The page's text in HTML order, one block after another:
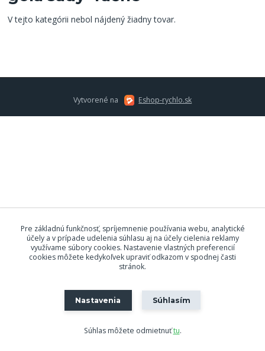
V tejto kategórii nebol nájdený žiadny tovar.
Vytvorené na Eshop-rychlo.sk
Pre základnú funkčnosť, spríjemnenie používania webu, analytické
účely a v prípade udelenia súhlasu aj na účely cielenia reklamy
využívame súbory cookies. Nastavenie vlastných preferencií
cookies môžete kedykoľvek upraviť odkazom v spodnej časti
stránok.
Nastavenia Súhlasím
Súhlas môžete odmietnuťtu.